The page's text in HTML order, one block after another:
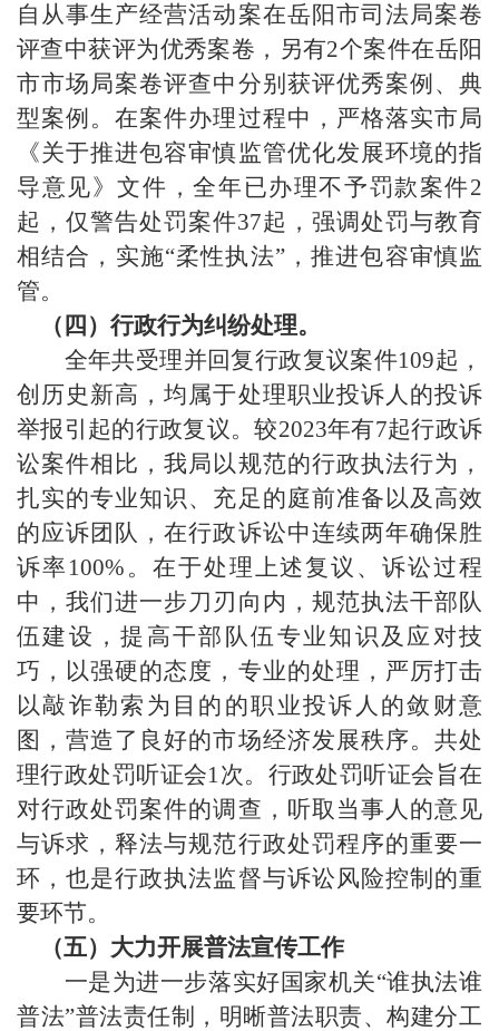
自从事生产经营活动案在岳阳市司法局案卷
评查中获评为优秀案卷，另有2个案件在岳阳
市市场局案卷评查中分别获评优秀案例、典
型案例。在案件办理过程中，严格落实市局
《关于推进包容审慎监管优化发展环境的指
导意见》文件，全年已办理不予罚款案件2
起，仅警告处罚案件37起，强调处罚与教育
相结合，实施“柔性执法”，推进包容审慎监
管。
（四）行政行为纠纷处理。
全年共受理并回复行政复议案件109起，
创历史新高，均属于处理职业投诉人的投诉
举报引起的行政复议。较2023年有7起行政诉
讼案件相比，我局以规范的行政执法行为，
扎实的专业知识、充足的庭前准备以及高效
的应诉团队，在行政诉讼中连续两年确保胜
诉率100%。在于处理上述复议、诉讼过程
中，我们进一步刀刃向内，规范执法干部队
伍建设，提高干部队伍专业知识及应对技
巧，以强硬的态度，专业的处理，严厉打击
以敲诈勒索为目的的职业投诉人的敛财意
图，营造了良好的市场经济发展秩序。共处
理行政处罚听证会1次。行政处罚听证会旨在
对行政处罚案件的调查，听取当事人的意见
与诉求，释法与规范行政处罚程序的重要一
环，也是行政执法监督与诉讼风险控制的重
要环节。
（五） 大力开展普法宣传工作
一是为进一步落实好国家机关“谁执法谁
普法”普法责任制，明晰普法职责、构建分工